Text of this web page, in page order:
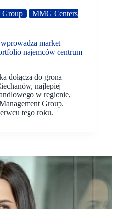
Group
MMG Centers
market
najemców centrum
dołącza do grona
najlepiej
w regionie,
Group.
tego roku.